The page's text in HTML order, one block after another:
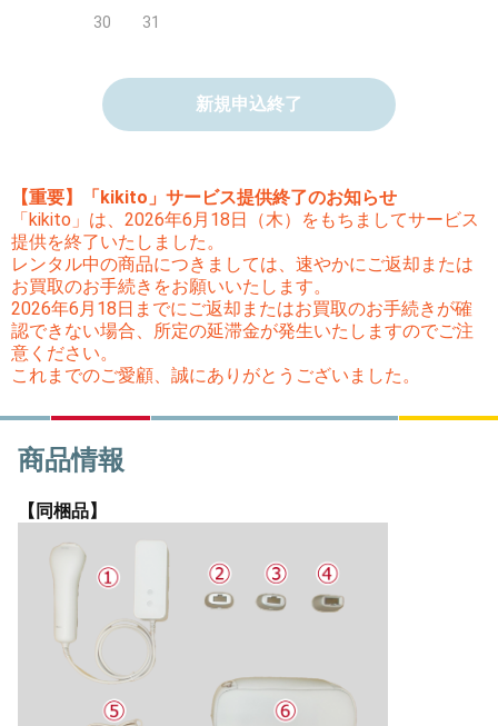
30 31
新規申込終了
【重要】「kikito」サービス提供終了のお知らせ
「kikito」は、2026年6月18日（木）をもちましてサービス
提供を終了いたしました。
レンタル中の商品につきましては、速やかにご返却または
お買取のお手続きをお願いいたします。
2026年6月18日までにご返却またはお買取のお手続きが確
認できない場合、所定の延滞金が発生いたしますのでご注
意ください。
これまでのご愛顧、誠にありがとうございました。
商品情報
【同梱品】